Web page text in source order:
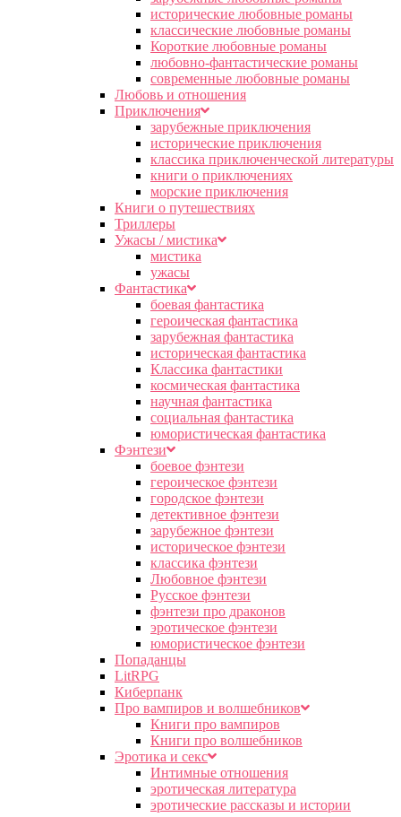
исторические любовные романы
классические любовные романы
Короткие любовные романы
любовно-фантастические романы
современные любовные романы
Любовь и отношения
Приключения
зарубежные приключения
исторические приключения
классика приключенческой литературы
книги о приключениях
морские приключения
Книги о путешествиях
Триллеры
Ужасы / мистика
мистика
ужасы
Фантастика
боевая фантастика
героическая фантастика
зарубежная фантастика
историческая фантастика
Классика фантастики
космическая фантастика
научная фантастика
социальная фантастика
юмористическая фантастика
Фэнтези
боевое фэнтези
героическое фэнтези
городское фэнтези
детективное фэнтези
зарубежное фэнтези
историческое фэнтези
классика фэнтези
Любовное фэнтези
Русское фэнтези
фэнтези про драконов
эротическое фэнтези
юмористическое фэнтези
Попаданцы
LitRPG
Киберпанк
Про вампиров и волшебников
Книги про вампиров
Книги про волшебников
Эротика и секс
Интимные отношения
эротическая литература
эротические рассказы и истории